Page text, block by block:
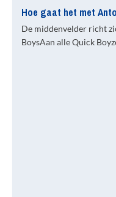
Hoe gaat het met
De middenvelder richt
BoysAan alle Quick